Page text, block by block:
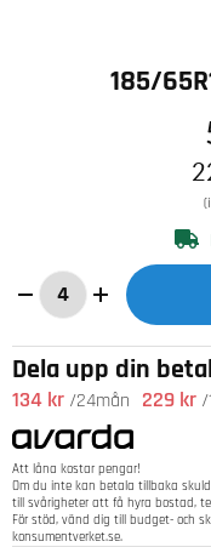
185/
Dela upp din
134 kr /24mån 229 kr /
Att låna kostar pengar!
Om du inte kan betala tillbaka
till svårigheter att få hyra bostad,
För stöd, vänd dig till budget- och
konsumentverket.se.